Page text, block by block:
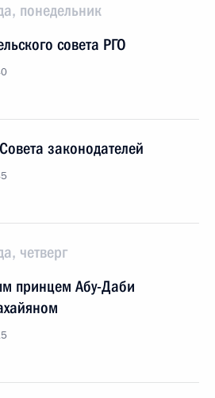
понедельник
совета РГО
законодателей
четверг
принцем Абу-Даби